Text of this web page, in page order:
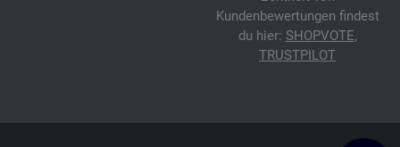
Kundenbewertungen findest
du hier: SHOPVOTE,
TRUSTPILOT